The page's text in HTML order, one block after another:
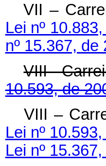
VII –
Lei nº
nº 15.367, de
VIII -
10.593, de
VIII –
Lei nº
Lei nº